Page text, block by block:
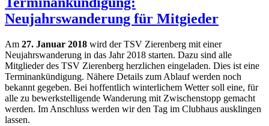
Neujahrswanderung für Mitgieder
Am 27. Januar 2018 wird der TSV Zierenberg mit einer
Neujahrswanderung in das Jahr 2018 starten. Dazu sind alle
Mitglieder des TSV Zierenberg herzlichen eingeladen. Dies ist eine
Terminankündigung. Nähere Details zum Ablauf werden noch
bekannt gegeben. Bei hoffentlich winterlichem Wetter soll eine, für
alle zu bewerkstelligende Wanderung mit Zwischenstopp gemacht
werden. Im Anschluss werden wir den Tag im Clubhaus ausklingen
lassen.